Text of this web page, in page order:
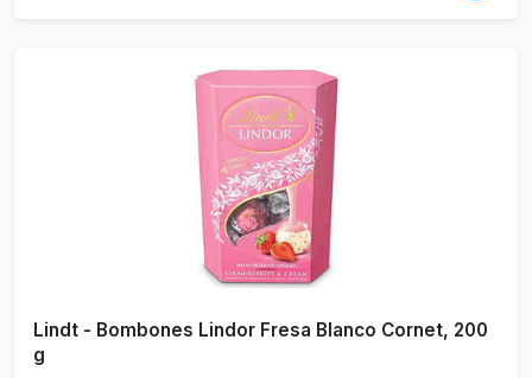
Lindt - Bombones Lindor Fresa Blanco Cornet, 200
g